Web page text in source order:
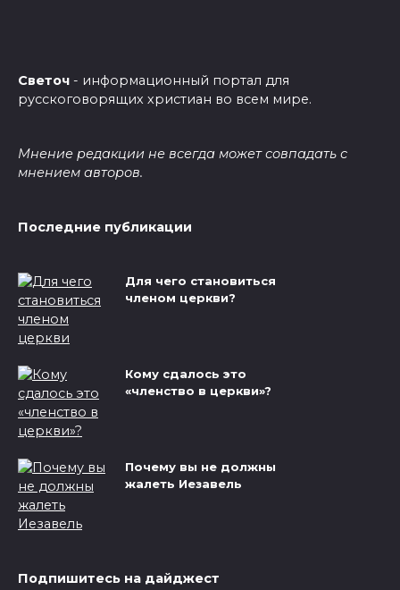
Светоч - информационный портал для
русскоговорящих христиан во всем мире.
Мнение редакции не всегда может совпадать с
мнением авторов.
Последние публикации
Для чего становиться
членом церкви?
Кому сдалось это
«членство в церкви»?
Почему вы не должны
жалеть Иезавель
Подпишитесь на дайджест